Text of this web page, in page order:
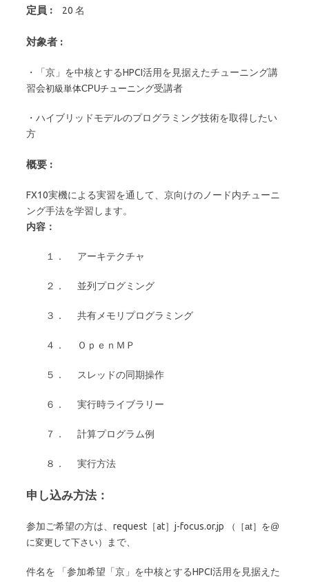
定員 : 20 名
対象者 :
・「京」を中核とするHPCI活用を見据えたチューニング講
習会初級単体CPUチューニング受講者
・ハイブリッドモデルのプログラミング技術を取得したい
方
概要 :
FX10実機による実習を通して、京向けのノード内チューニ
ング手法を学習します。
内容：
１． アーキテクチャ
２． 並列プログミング
３． 共有メモリプログラミング
４． ＯｐｅｎＭＰ
５． スレッドの同期操作
６． 実行時ライブラリー
７． 計算プログラム例
８． 実行方法
申し込み方法：
参加ご希望の方は、request［at］j-focus.or.jp
（［at］を@
に変更して下さい）
まで、
件名を 「参加希望「京」を中核とするHPCI活用を見据えた